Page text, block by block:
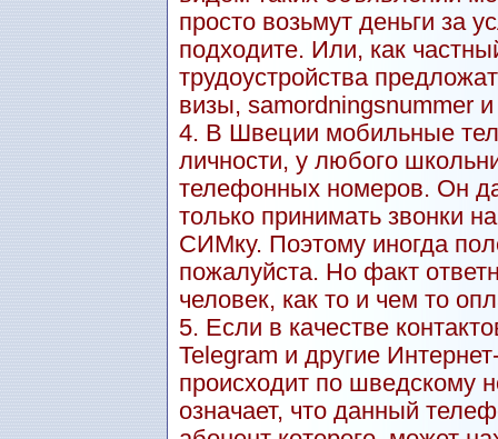
просто возьмут деньги за
подходите. Или, как
трудоустройства
визы, samordningsnummer и
4. В Швеции мобильные
личности, у любого
телефонных номеров. Он
только принимать звонки
СИМку. Поэтому иногда
пожалуйста. Но факт
человек, как то и чем то
5. Если в качестве
Telegram и другие
происходит по шведскому
означает, что данный